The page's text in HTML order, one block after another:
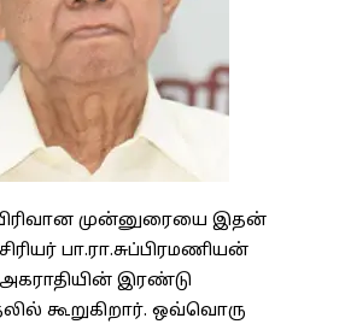
முன்னுரையை இதன்
பா.ரா.சுப்பிரமணியன்
அகராதியின் இரண்டு
கூறுகிறார். ஒவ்வொரு